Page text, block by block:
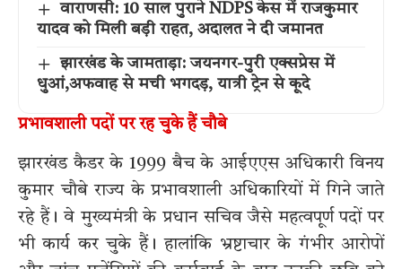
वाराणसी: 10 साल पुराने NDPS केस में राजकुमार
यादव को मिली बड़ी राहत, अदालत ने दी जमानत
झारखंड के जामताड़ा: जयनगर-पुरी एक्सप्रेस में
धुआं,अफवाह से मची भगदड़, यात्री ट्रेन से कूदे
प्रभावशाली पदों पर रह चुके हैं चौबे
झारखंड कैडर के 1999 बैच के आईएएस अधिकारी विनय
कुमार चौबे राज्य के प्रभावशाली अधिकारियों में गिने जाते
रहे हैं। वे मुख्यमंत्री के प्रधान सचिव जैसे महत्वपूर्ण पदों पर
भी कार्य कर चुके हैं। हालांकि भ्रष्टाचार के गंभीर आरोपों